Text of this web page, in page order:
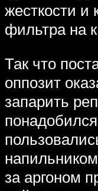
жесткости и
фильтра на
Так что
оппозит
запарить
за аргоном